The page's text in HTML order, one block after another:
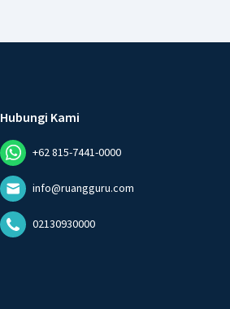
Hubungi Kami
+62 815-7441-0000
info@ruangguru.com
02130930000